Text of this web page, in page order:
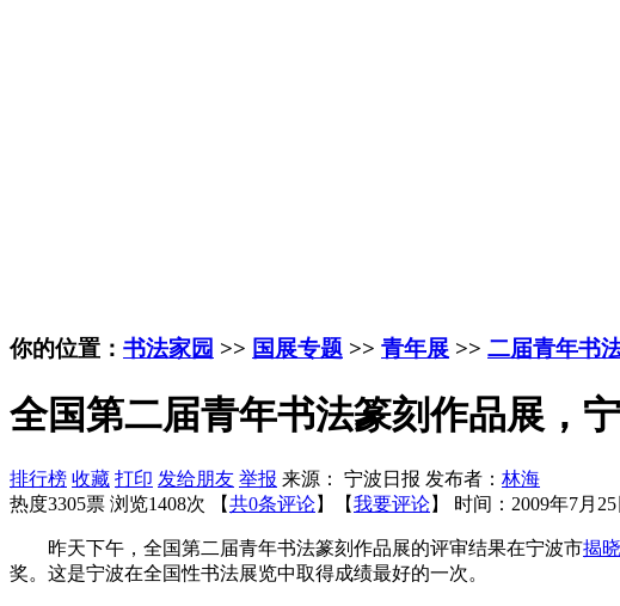
你的位置： 书法家园 >> 国展专题 >> 青年展 >> 二届青年书
全国第二届青年书法篆刻作品展，
排行榜 收藏 打印 发给朋友 举报 来源： 宁波日报 发布者： 林海
热度3305票 浏览1408次 【共0条评论】【我要评论】 时间：2009年7月25
昨天下午，全国第二届青年书法篆刻作品展的评审结果在宁波市揭晓
奖。这是宁波在全国性书法展览中取得成绩最好的一次。